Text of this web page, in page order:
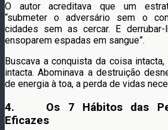
O autor acreditava que um
“submeter o adversário sem o
cidades sem as cercar. E
ensoparem espadas em sangue”.
Buscava a conquista da coisa
intacta. Abominava a destruição
de energia à toa, a perda de vidas
4. Os 7 Hábitos das
Eficazes